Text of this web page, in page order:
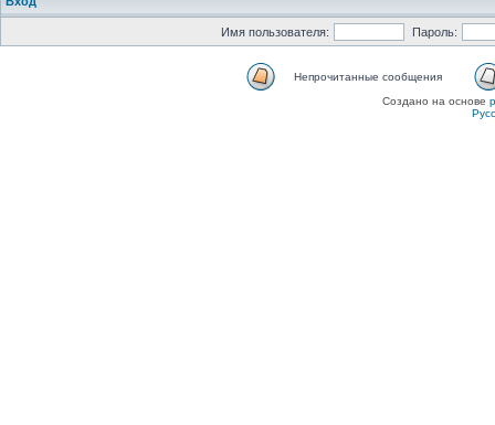
Имя пользователя: Пароль:
Непрочитанные сообщения
Создано на основе